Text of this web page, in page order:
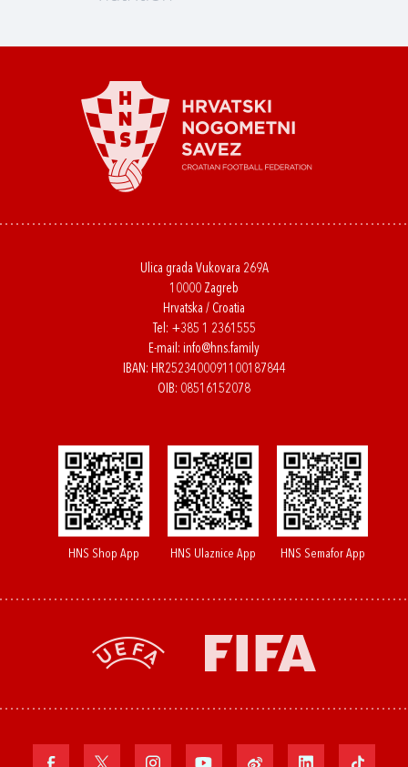
Ulica grada Vukovara 269A
10000 Zagreb
Hrvatska / Croatia
Tel: +385 1 2361555
E-mail: info@hns.family
IBAN: HR2523400091100187844
OIB: 08516152078
HNS Shop App HNS Ulaznice App HNS Semafor App